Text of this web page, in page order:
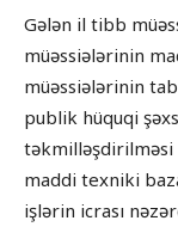
Gələn il tibb
müəssiələrinin
müəssiələrinin
publik hüquqi
təkmilləşdirilməsi
maddi texniki
işlərin icrası